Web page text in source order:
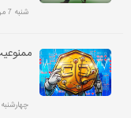
شنبه 7 مرداد 1402
چهارشنبه 4 مرداد